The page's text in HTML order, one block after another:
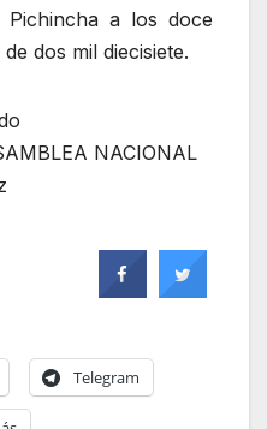
a los doce
dos mil diecisiete.
NACIONAL
Telegram